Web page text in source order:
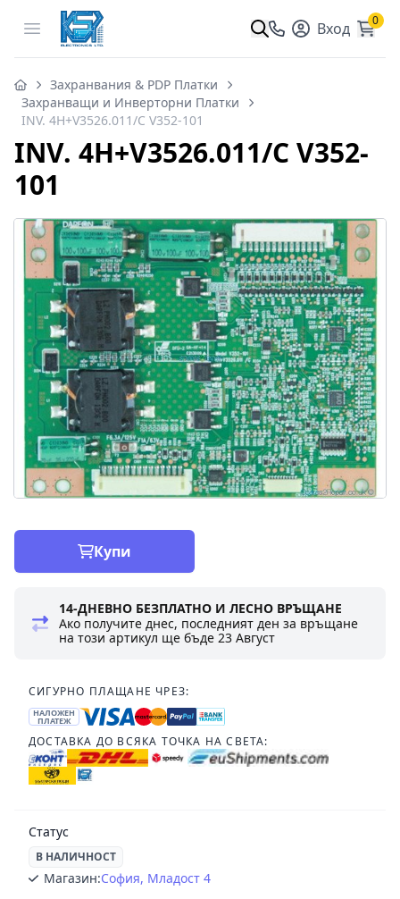
Open menu Вход 0
Захранвания & PDP Платки
Захранващи и Инверторни Платки
INV. 4H+V3526.011/C V352-101
INV. 4H+V3526.011/C V352-
101
Купи
14-ДНЕВНО БЕЗПЛАТНО И ЛЕСНО ВРЪЩАНЕ
Ако получите днес, последният ден за връщане
на този артикул ще бъде23 Август
СИГУРНО ПЛАЩАНЕ ЧРЕЗ:
НАЛОЖЕН
ПЛАТЕЖ
ДОСТАВКА ДО ВСЯКА ТОЧКА НА СВЕТА:
Статус
В НАЛИЧНОСТ
Магазин:София, Младост 4